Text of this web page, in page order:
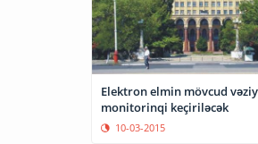
Elektron elmin mövcud
monitorinqi keçiriləcək
10-03-2015